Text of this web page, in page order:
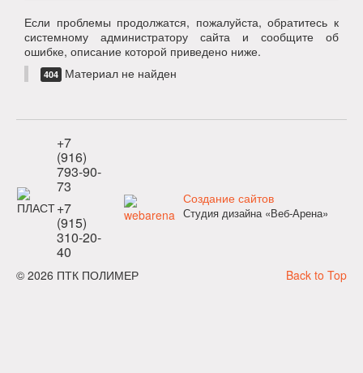
Если проблемы продолжатся, пожалуйста, обратитесь к
системному администратору сайта и сообщите об
ошибке, описание которой приведено ниже.
404 Материал не найден
+7
(916)
793-90-
73
+7
(915)
310-20-
40
Создание сайтов
Студия дизайна «Веб-Арена»
Back to Top
© 2026 ПТК ПОЛИМЕР